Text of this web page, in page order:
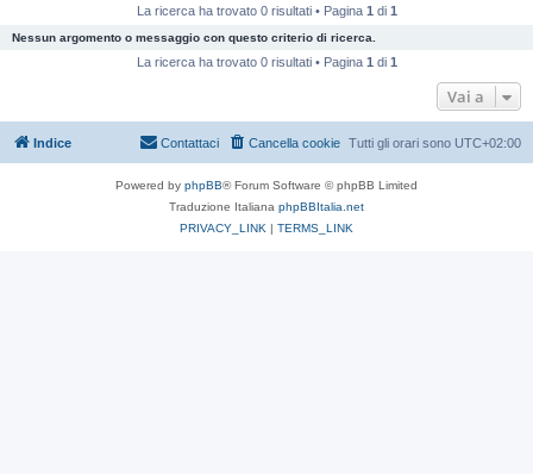
La ricerca ha trovato 0 risultati • Pagina 1 di 1
Nessun argomento o messaggio con questo criterio di ricerca.
La ricerca ha trovato 0 risultati • Pagina 1 di 1
Vai a
Indice Tutti gli orari sono UTC+02:00
Cancella cookie
Contattaci
Powered by phpBB® Forum Software © phpBB Limited
Traduzione Italiana phpBBItalia.net
PRIVACY_LINK | TERMS_LINK